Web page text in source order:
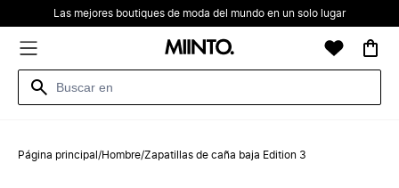
Las mejores boutiques de moda del mundo en un solo lugar
Página principal /Hombre/Zapatillas de caña baja Edition 3